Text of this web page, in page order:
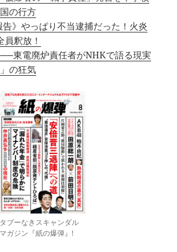
の行方
》やっぱり不当逮捕だった！火炎
釈放！
東電廃炉責任者がNHKで語る現実
の狂気
タブーなきスキャンダル
マガジン『紙の爆弾』!